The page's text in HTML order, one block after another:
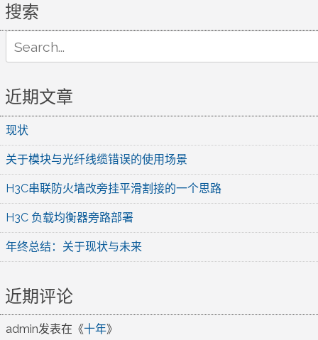
搜索
for:
近期文章
现状
关于模块与光纤线缆错误的使用场景
H3C串联防火墙改旁挂平滑割接的一个思路
H3C 负载均衡器旁路部署
年终总结：关于现状与未来
近期评论
admin发表在《十年》